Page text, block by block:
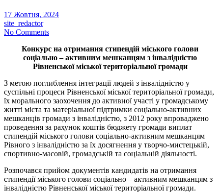
17 Жовтня, 2024
site_redactor
No Comments
Конкурс на отримання стипендій міського голови
соціально – активним мешканцям з інвалідністю
Рівненської міської територіальної громади
З метою поглиблення інтеграції людей з інвалідністю у
суспільні процеси Рівненської міської територіальної громади,
їх морального заохочення до активної участі у громадському
житті міста та матеріальної підтримки соціально-активних
мешканців громади з інвалідністю, з 2012 року впроваджено
проведення за рахунок коштів бюджету громади виплат
стипендій міського голови соціально-активним мешканцям
Рівного з інвалідністю за їх досягнення у творчо-мистецькій,
спортивно-масовій, громадській та соціальній діяльності.
Розпочався прийом документів кандидатів на отримання
стипендії міського голови соціально – активним мешканцям з
інвалідністю Рівненської міської територіальної громади.